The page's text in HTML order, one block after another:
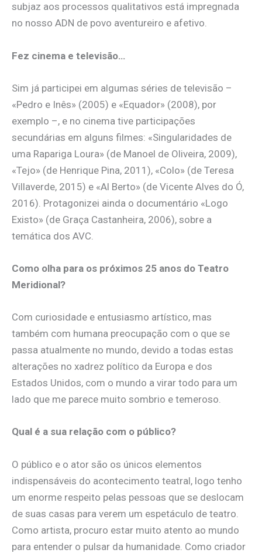
subjaz aos processos qualitativos está impregnada
no nosso ADN de povo aventureiro e afetivo.
Fez cinema e televisão…
Sim já participei em algumas séries de televisão –
«Pedro e Inês» (2005) e «Equador» (2008), por
exemplo –, e no cinema tive participações
secundárias em alguns filmes: «Singularidades de
uma Rapariga Loura» (de Manoel de Oliveira, 2009),
«Tejo» (de Henrique Pina, 2011), «Colo» (de Teresa
Villaverde, 2015) e «Al Berto» (de Vicente Alves do Ó,
2016). Protagonizei ainda o documentário «Logo
Existo» (de Graça Castanheira, 2006), sobre a
temática dos AVC.
Como olha para os próximos 25 anos do Teatro
Meridional?
Com curiosidade e entusiasmo artístico, mas
também com humana preocupação com o que se
passa atualmente no mundo, devido a todas estas
alterações no xadrez político da Europa e dos
Estados Unidos, com o mundo a virar todo para um
lado que me parece muito sombrio e temeroso.
Qual é a sua relação com o público?
O público e o ator são os únicos elementos
indispensáveis do acontecimento teatral, logo tenho
um enorme respeito pelas pessoas que se deslocam
de suas casas para verem um espetáculo de teatro.
Como artista, procuro estar muito atento ao mundo
para entender o pulsar da humanidade. Como criador